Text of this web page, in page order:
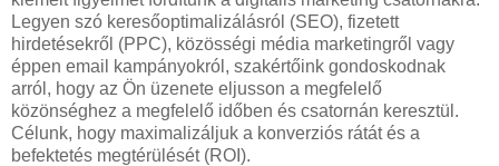
Legyen szó keresőoptimalizálásról (SEO), fizetett
hirdetésekről (PPC), közösségi média marketingről vagy
éppen email kampányokról, szakértőink gondoskodnak
arról, hogy az Ön üzenete eljusson a megfelelő
közönséghez a megfelelő időben és csatornán keresztül.
Célunk, hogy maximalizáljuk a konverziós rátát és a
befektetés megtérülését (ROI).